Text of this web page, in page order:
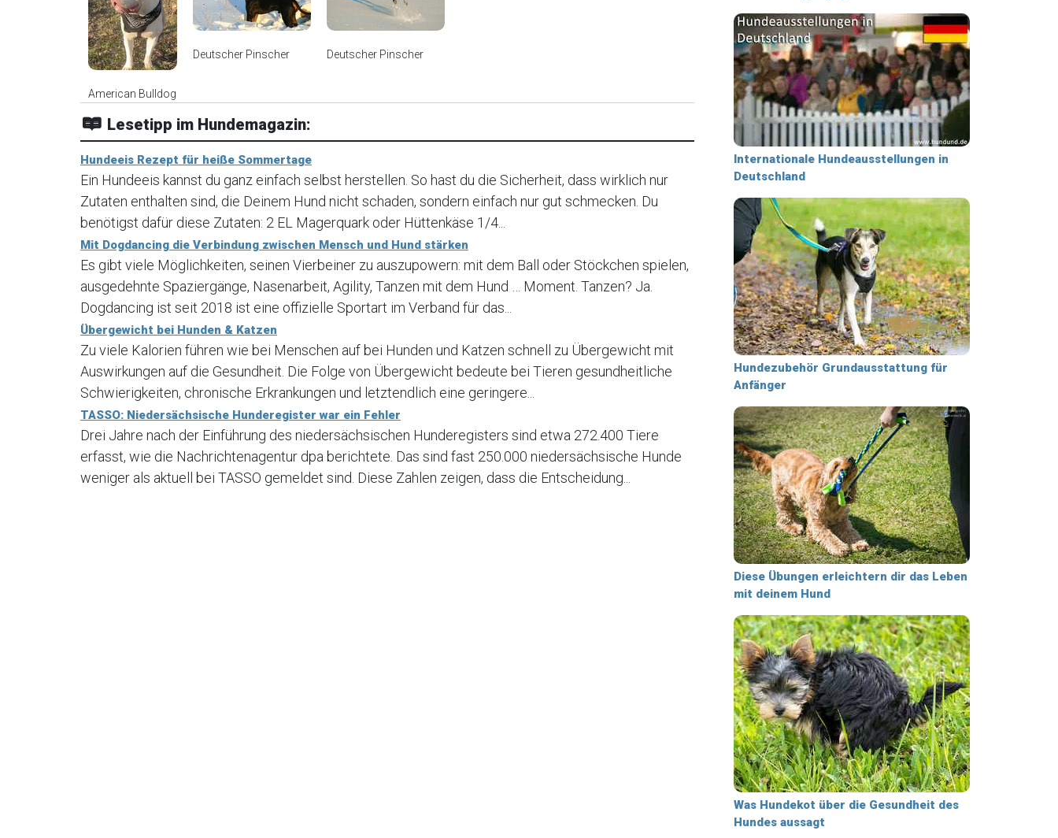
American Bulldog
Deutscher Pinscher Deutscher Pinscher
Lesetipp im Hundemagazin:
Hundeeis Rezept für heiße Sommertage
Ein Hundeeis kannst du ganz einfach selbst herstellen. So hast du die Sicherheit, dass wirklich nur
Zutaten enthalten sind, die Deinem Hund nicht schaden, sondern einfach nur gut schmecken. Du
benötigst dafür diese Zutaten: 2 EL Magerquark oder Hüttenkäse 1/4...
Mit Dogdancing die Verbindung zwischen Mensch und Hund stärken
Es gibt viele Möglichkeiten, seinen Vierbeiner zu auszupowern: mit dem Ball oder Stöckchen spielen,
ausgedehnte Spaziergänge, Nasenarbeit, Agility, Tanzen mit dem Hund … Moment. Tanzen? Ja.
Dogdancing ist seit 2018 ist eine offizielle Sportart im Verband für das...
Übergewicht bei Hunden & Katzen
Zu viele Kalorien führen wie bei Menschen auf bei Hunden und Katzen schnell zu Übergewicht mit
Auswirkungen auf die Gesundheit. Die Folge von Übergewicht bedeute bei Tieren gesundheitliche
Schwierigkeiten, chronische Erkrankungen und letztendlich eine geringere...
TASSO: Niedersächsische Hunderegister war ein Fehler
Drei Jahre nach der Einführung des niedersächsischen Hunderegisters sind etwa 272.400 Tiere
erfasst, wie die Nachrichtenagentur dpa berichtete. Das sind fast 250.000 niedersächsische Hunde
weniger als aktuell bei TASSO gemeldet sind. Diese Zahlen zeigen, dass die Entscheidung...
Internationale Hundeausstellungen in
Deutschland
Hundezubehör Grundausstattung für
Anfänger
Diese Übungen erleichtern dir das Leben
mit deinem Hund
Was Hundekot über die Gesundheit des
Hundes aussagt